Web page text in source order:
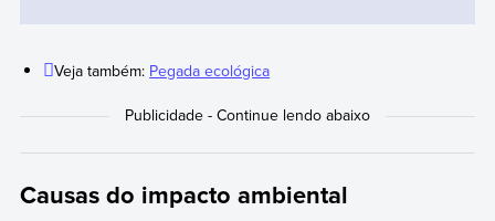
Veja também: Pegada ecológica
Causas do impacto ambiental